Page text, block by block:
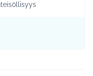
Tuusula
mukaan: Hyvinvointi ja